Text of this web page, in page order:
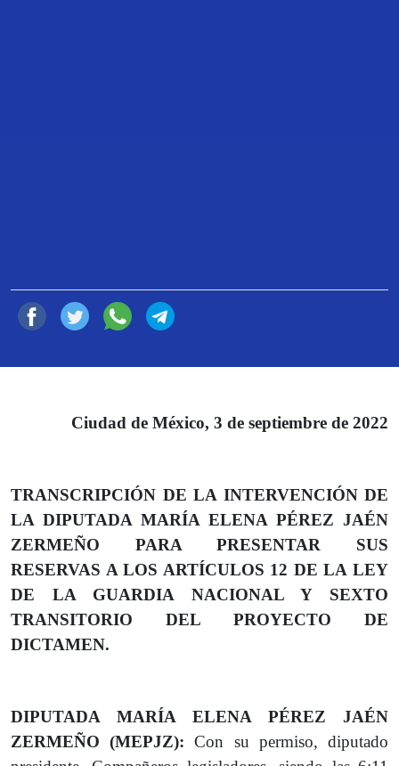
Ciudad de México, 3 de septiembre de 2022
TRANSCRIPCIÓN DE LA INTERVENCIÓN DE
LA DIPUTADA MARÍA ELENA PÉREZ JAÉN
ZERMEÑO PARA PRESENTAR SUS
RESERVAS A LOS ARTÍCULOS 12 DE LA LEY
DE LA GUARDIA NACIONAL Y SEXTO
TRANSITORIO DEL PROYECTO DE
DICTAMEN.
DIPUTADA MARÍA ELENA PÉREZ JAÉN
ZERMEÑO (MEPJZ):Con su permiso, diputado